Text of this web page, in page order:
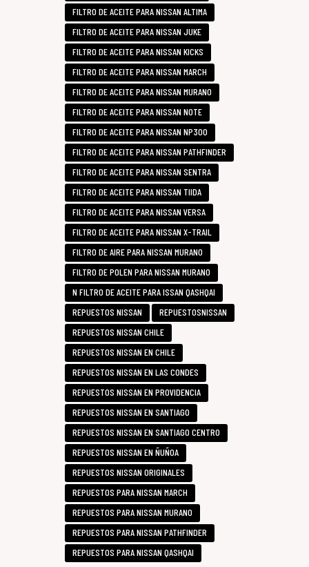
FILTRO DE ACEITE PARA NISSAN ALTIMA
FILTRO DE ACEITE PARA NISSAN JUKE
FILTRO DE ACEITE PARA NISSAN KICKS
FILTRO DE ACEITE PARA NISSAN MARCH
FILTRO DE ACEITE PARA NISSAN MURANO
FILTRO DE ACEITE PARA NISSAN NOTE
FILTRO DE ACEITE PARA NISSAN NP300
FILTRO DE ACEITE PARA NISSAN PATHFINDER
FILTRO DE ACEITE PARA NISSAN SENTRA
FILTRO DE ACEITE PARA NISSAN TIIDA
FILTRO DE ACEITE PARA NISSAN VERSA
FILTRO DE ACEITE PARA NISSAN X-TRAIL
FILTRO DE AIRE PARA NISSAN MURANO
FILTRO DE POLEN PARA NISSAN MURANO
N FILTRO DE ACEITE PARA ISSAN QASHQAI
REPUESTOS NISSAN
REPUESTOSNISSAN
REPUESTOS NISSAN CHILE
REPUESTOS NISSAN EN CHILE
REPUESTOS NISSAN EN LAS CONDES
REPUESTOS NISSAN EN PROVIDENCIA
REPUESTOS NISSAN EN SANTIAGO
REPUESTOS NISSAN EN SANTIAGO CENTRO
REPUESTOS NISSAN EN ÑUÑOA
REPUESTOS NISSAN ORIGINALES
REPUESTOS PARA NISSAN MARCH
REPUESTOS PARA NISSAN MURANO
REPUESTOS PARA NISSAN PATHFINDER
REPUESTOS PARA NISSAN QASHQAI